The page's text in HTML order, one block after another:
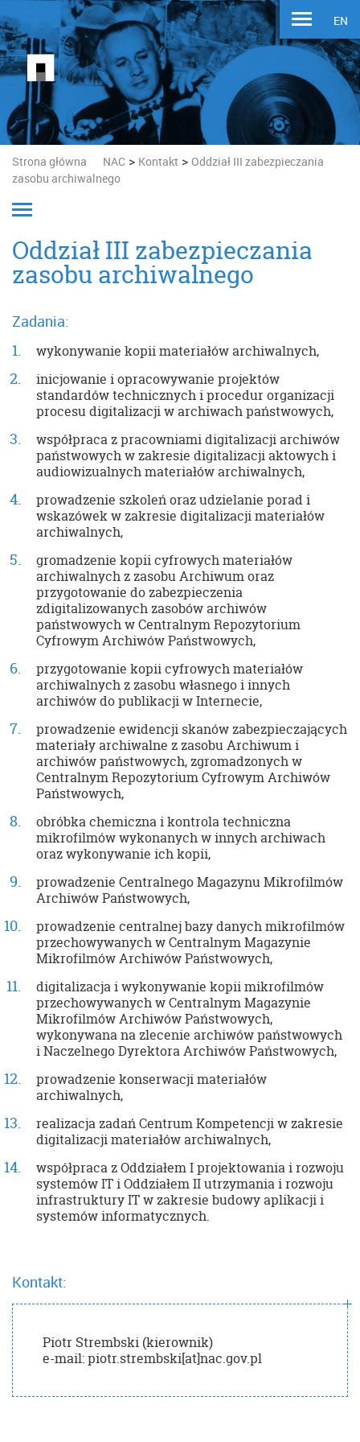
EN
Strona główna NAC > Kontakt > Oddział III zabezpieczania
zasobu archiwalnego
Oddział III zabezpieczania
zasobu archiwalnego
Zadania:
wykonywanie kopii materiałów archiwalnych,
inicjowanie i opracowywanie projektów
standardów technicznych i procedur organizacji
procesu digitalizacji w archiwach państwowych,
współpraca z pracowniami digitalizacji archiwów
państwowych w zakresie digitalizacji aktowych i
audiowizualnych materiałów archiwalnych,
prowadzenie szkoleń oraz udzielanie porad i
wskazówek w zakresie digitalizacji materiałów
archiwalnych,
gromadzenie kopii cyfrowych materiałów
archiwalnych z zasobu Archiwum oraz
przygotowanie do zabezpieczenia
zdigitalizowanych zasobów archiwów
państwowych w Centralnym Repozytorium
Cyfrowym Archiwów Państwowych,
przygotowanie kopii cyfrowych materiałów
archiwalnych z zasobu własnego i innych
archiwów do publikacji w Internecie,
prowadzenie ewidencji skanów zabezpieczających
materiały archiwalne z zasobu Archiwum i
archiwów państwowych, zgromadzonych w
Centralnym Repozytorium Cyfrowym Archiwów
Państwowych,
obróbka chemiczna i kontrola techniczna
mikrofilmów wykonanych w innych archiwach
oraz wykonywanie ich kopii,
prowadzenie Centralnego Magazynu Mikrofilmów
Archiwów Państwowych,
prowadzenie centralnej bazy danych mikrofilmów
przechowywanych w Centralnym Magazynie
Mikrofilmów Archiwów Państwowych,
digitalizacja i wykonywanie kopii mikrofilmów
przechowywanych w Centralnym Magazynie
Mikrofilmów Archiwów Państwowych,
wykonywana na zlecenie archiwów państwowych
i Naczelnego Dyrektora Archiwów Państwowych,
prowadzenie konserwacji materiałów
archiwalnych,
realizacja zadań Centrum Kompetencji w zakresie
digitalizacji materiałów archiwalnych,
współpraca z Oddziałem I projektowania i rozwoju
systemów IT i Oddziałem II utrzymania i rozwoju
infrastruktury IT w zakresie budowy aplikacji i
systemów informatycznych.
Kontakt:
Piotr Strembski (kierownik)
e-mail: piotr.strembski[at]nac.gov.pl